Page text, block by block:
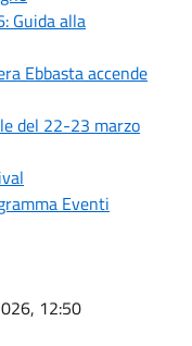
Guida alla
Ebbasta accende
del 22-23 marzo
Eventi
12:50